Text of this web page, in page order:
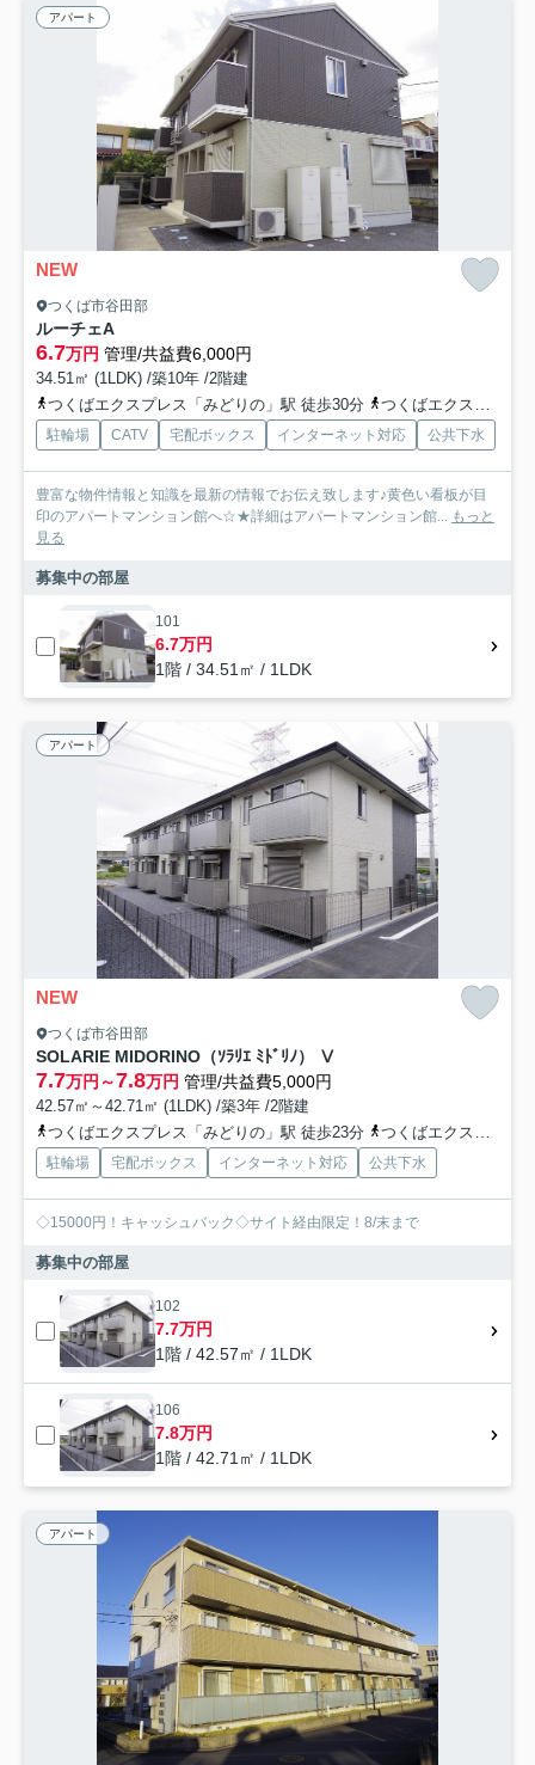
アパート
NEW
つくば市谷田部
ルーチェA
6.7万円 管理/共益費6,000円
34.51㎡ (1LDK) /築10年 /2階建
つくばエクスプレス「みどりの」駅 徒歩30分
つくばエクスプレス「万博記念公園」駅 徒歩48分
駐輪場 CATV 宅配ボックス インターネット対応 公共下水
豊富な物件情報と知識を最新の情報でお伝え致します♪黄色い看板が目
印のアパートマンション館へ☆★詳細はアパートマンション館... もっと
見る
募集中の部屋
101
6.7万円
1階 / 34.51㎡ / 1LDK
アパート
NEW
つくば市谷田部
SOLARIE MIDORINO（ｿﾗﾘｴ ﾐﾄﾞﾘﾉ） Ⅴ
7.7万円～7.8万円 管理/共益費5,000円
42.57㎡～42.71㎡ (1LDK) /築3年 /2階建
つくばエクスプレス「みどりの」駅 徒歩23分
つくばエクスプレス「万博記念公園」駅 徒歩28分
駐輪場 宅配ボックス インターネット対応 公共下水
◇15000円！キャッシュバック◇サイト経由限定！8/末まで
募集中の部屋
102
7.7万円
1階 / 42.57㎡ / 1LDK
106
7.8万円
1階 / 42.71㎡ / 1LDK
アパート